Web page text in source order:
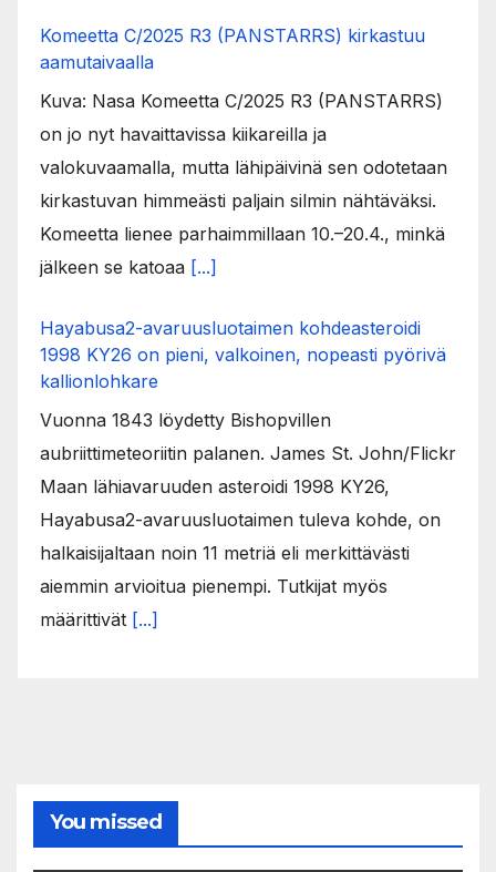
Komeetta C/2025 R3 (PANSTARRS) kirkastuu
aamutaivaalla
Kuva: Nasa Komeetta C/2025 R3 (PANSTARRS)
on jo nyt havaittavissa kiikareilla ja
valokuvaamalla, mutta lähipäivinä sen odotetaan
kirkastuvan himmeästi paljain silmin nähtäväksi.
Komeetta lienee parhaimmillaan 10.–20.4., minkä
jälkeen se katoaa [...]
Hayabusa2-avaruusluotaimen kohdeasteroidi
1998 KY26 on pieni, valkoinen, nopeasti pyörivä
kallionlohkare
Vuonna 1843 löydetty Bishopvillen
aubriittimeteoriitin palanen. James St. John/Flickr
Maan lähiavaruuden asteroidi 1998 KY26,
Hayabusa2-avaruusluotaimen tuleva kohde, on
halkaisijaltaan noin 11 metriä eli merkittävästi
aiemmin arvioitua pienempi. Tutkijat myös
määrittivät [...]
You missed